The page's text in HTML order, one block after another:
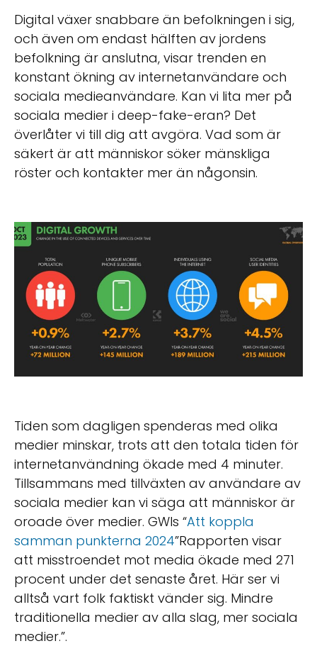
Digital växer snabbare än befolkningen i sig,
och även om endast hälften av jordens
befolkning är anslutna, visar trenden en
konstant ökning av internetanvändare och
sociala medieanvändare. Kan vi lita mer på
sociala medier i deep-fake-eran? Det
överlåter vi till dig att avgöra. Vad som är
säkert är att människor söker mänskliga
röster och kontakter mer än någonsin.
Tiden som dagligen spenderas med olika
medier minskar, trots att den totala tiden för
internetanvändning ökade med 4 minuter.
Tillsammans med tillväxten av användare av
sociala medier kan vi säga att människor är
oroade över medier. GWIs “Att koppla
samman punkterna 2024”Rapporten visar
att misstroendet mot media ökade med 271
procent under det senaste året. Här ser vi
alltså vart folk faktiskt vänder sig. Mindre
traditionella medier av alla slag, mer sociala
medier.”.